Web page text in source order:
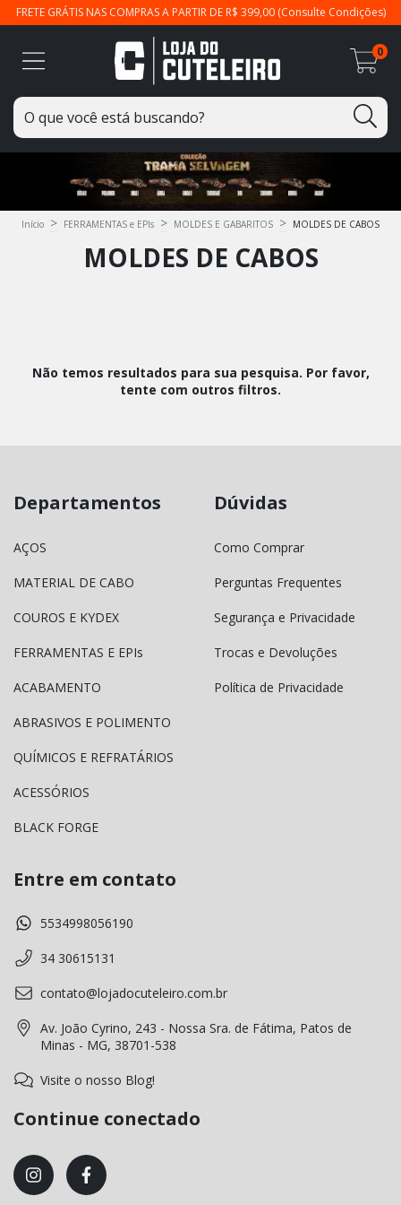
FRETE GRÁTIS NAS COMPRAS A PARTIR DE R$ 399,00 (Consulte Condições)
0
Início > FERRAMENTAS e EPIs > MOLDES E GABARITOS > MOLDES DE CABOS
MOLDES DE CABOS
Não temos resultados para sua pesquisa. Por favor,
tente com outros filtros.
Departamentos
AÇOS
MATERIAL DE CABO
COUROS E KYDEX
FERRAMENTAS E EPIs
ACABAMENTO
ABRASIVOS E POLIMENTO
QUÍMICOS E REFRATÁRIOS
ACESSÓRIOS
BLACK FORGE
Dúvidas
Como Comprar
Perguntas Frequentes
Segurança e Privacidade
Trocas e Devoluções
Política de Privacidade
Entre em contato
5534998056190
34 30615131
contato@lojadocuteleiro.com.br
Av. João Cyrino, 243 - Nossa Sra. de Fátima, Patos de
Minas - MG, 38701-538
Visite o nosso Blog!
Continue conectado